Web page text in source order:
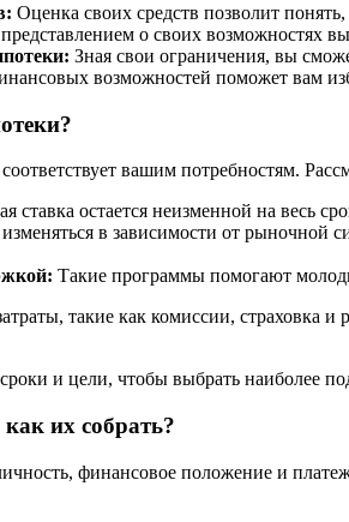
Оценка своих средств позволит
о своих возможностях
Зная свои ограничения, вы
возможностей поможет вам
вашим потребностям.
ставка остается неизменной на весь
в зависимости от рыночной
Такие программы помогают
такие как комиссии,
и цели, чтобы выбрать наиболее
их собрать?
финансовое положение и